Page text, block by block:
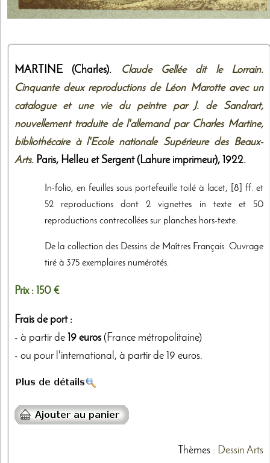
MARTINE (Charles).
Claude Gellée dit le Lorrain.
Cinquante deux reproductions de Léon Marotte avec un
catalogue et une vie du peintre par J. de Sandrart,
nouvellement traduite de l'allemand par Charles Martine,
bibliothécaire à l'Ecole nationale Supérieure des Beaux-
Arts. Paris, Helleu et Sergent (Lahure imprimeur), 1922.
In-folio, en feuilles sous portefeuille toilé à lacet, [8] ff. et
52 reproductions dont 2 vignettes in texte et 50
reproductions contrecollées sur planches hors-texte.
De la collection des Dessins de Maîtres Français. Ouvrage
tiré à 375 exemplaires numérotés.
Prix : 150 €
Frais de port :
- à partir de 19 euros (France métropolitaine)
- ou pour l'international, à partir de 19 euros.
Thèmes: Dessin Arts